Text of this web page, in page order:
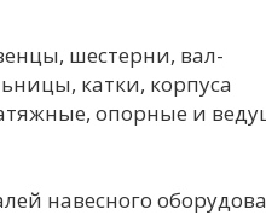
шестерни, вал-
катки, корпуса
опорные и
навесного